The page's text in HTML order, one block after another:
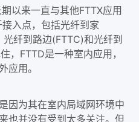
以来一直与其他FTTX应用
入点，包括光纤到家
纤到路边(FTTC)和光纤到
，FTTD是一种室内应用，
应用。
因为其在室内局域网环境中
也并没有受到太多关注。但